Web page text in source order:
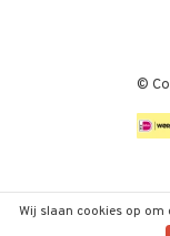
©
Wij slaan cookies op